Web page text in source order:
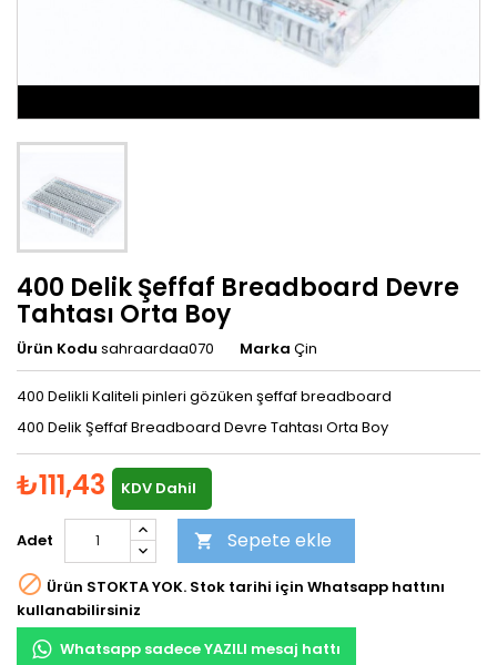
400 Delik Şeffaf Breadboard Devre
Tahtası Orta Boy
Ürün Kodu sahraardaa070 Marka Çin
400 Delikli Kaliteli pinleri gözüken şeffaf breadboard
400 Delik Şeffaf Breadboard Devre Tahtası Orta Boy
₺111,43 KDV Dahil
Adet  Sepete ekle
 Ürün STOKTA YOK. Stok tarihi için Whatsapp hattını
kullanabilirsiniz
Whatsapp sadece YAZILI mesaj hattı